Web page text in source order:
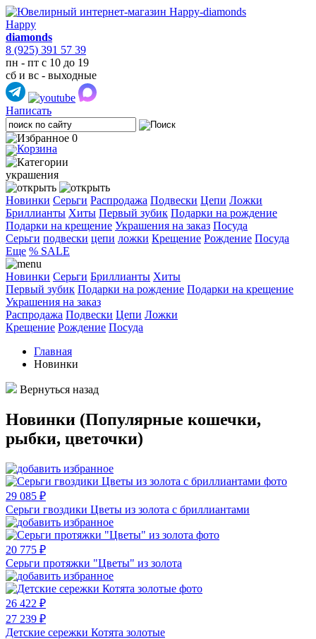
Happy
diamonds
8 (925) 391 57 39
пн - пт с 10 до 19
сб и вс - выходные
Написать
0
украшения
Новинки Серьги Распродажа Подвески Цепи Ложки
Бриллианты Хиты Первый зубик Подарки на рождение
Подарки на крещение Украшения на заказ Посуда
Cерьги подвески цепи ложки Крещение Рождение Посуда
Еще % SALE
Новинки Серьги Бриллианты Хиты
Первый зубик Подарки на рождение Подарки на крещение
Украшения на заказ
Распродажа Подвески Цепи Ложки
Крещение Рождение Посуда
Главная
Новинки
Вернуться назад
Новинки (Популярные кошечки,
рыбки, цветочки)
29 085 ₽
Серьги гвоздики Цветы из золота с бриллиантами
20 775 ₽
Серьги протяжки "Цветы" из золота
26 422 ₽
27 239 ₽
Детские сережки Котята золотые